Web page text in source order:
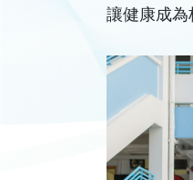
讓健康成